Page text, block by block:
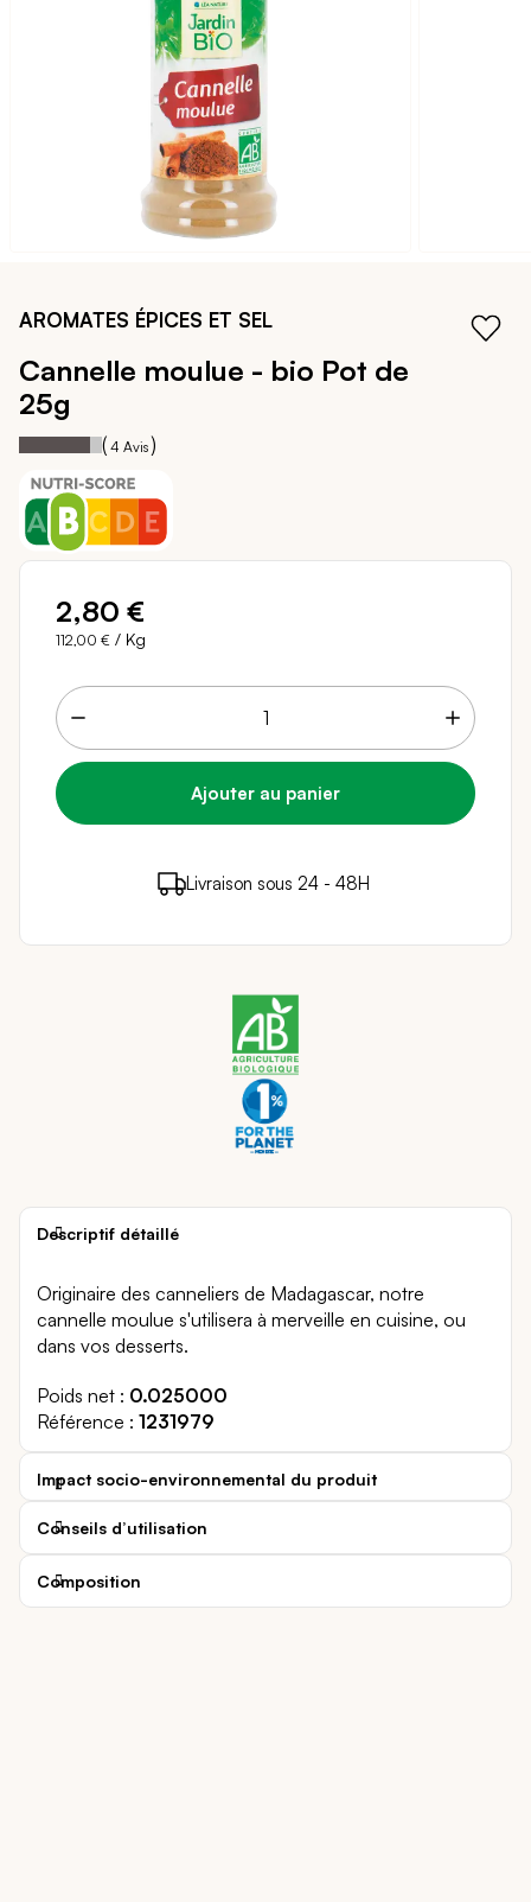
début
Galerie
AROMATES ÉPICES ET SEL
Cannelle moulue - bio Pot de
25g
Notation: 85
% of 100
( 4 Avis )
2,80 €
112,00 € / Kg
2 points de fidélité ( 0,04 € )
en achetant ce
Livraison sous 24 - 48H
Paiement sécurisé
Descriptif détaillé
Originaire des canneliers de Madagascar, notre
cannelle moulue s'utilisera à merveille en cuisine, ou
dans vos desserts.
Poids net
0.025000
Référence
1231979
Impact socio-environnemental du produit
Conseils d’utilisation
Composition